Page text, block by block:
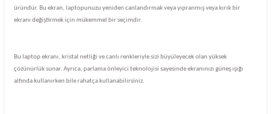
üründür. Bu ekran, laptopunuzu yeniden canlandırmak veya yıpranmış veya kırık bir
ekranı değiştirmek için mükemmel bir seçimdir.
Bu laptop ekranı, kristal netliği ve canlı renkleriyle sizi büyüleyecek olan yüksek
çözünürlük sunar. Ayrıca, parlama önleyici teknolojisi sayesinde ekranınızı güneş ışığı
altında kullanırken bile rahatça kullanabilirsiniz.